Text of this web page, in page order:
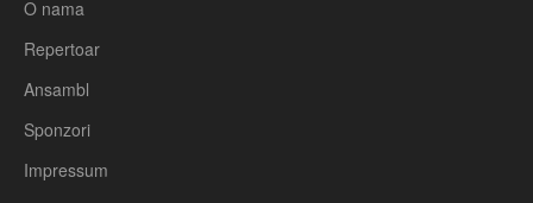
O nama
Repertoar
Ansambl
Sponzori
Impressum